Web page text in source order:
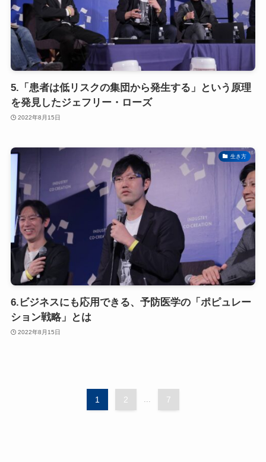
5.「患者は低リスクの集団から発生する」という原理
を発見したジェフリー・ローズ
2022年8月15日
生き方
6.ビジネスにも応用できる、予防医学の「ポピュレー
ション戦略」とは
2022年8月15日
1 2 7